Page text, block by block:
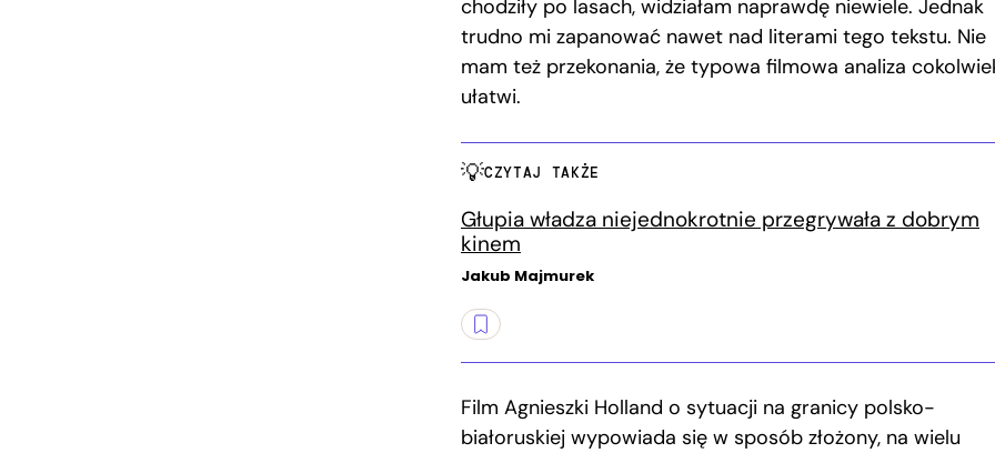
chodziły po lasach, widziałam naprawdę niewiele. Jednak
trudno mi zapanować nawet nad literami tego tekstu. Nie
mam też przekonania, że typowa filmowa analiza
ułatwi.
CZYTAJ TAKŻE
Głupia władza niejednokrotnie przegrywała z dobrym
kinem
Jakub Majmurek
Film Agnieszki Holland o sytuacji na granicy polsko-
białoruskiej wypowiada się w sposób złożony, na wielu